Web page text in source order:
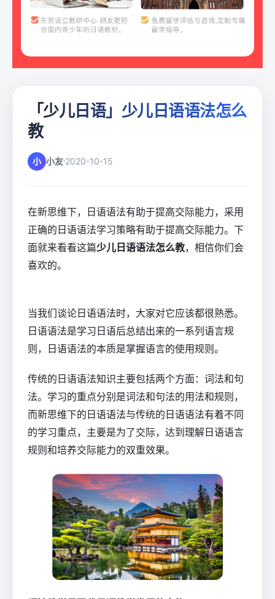
「少儿日语」少儿日语语法怎么
教
小 小友 2020-10-15
在新思维下，日语语法有助于提高交际能力，采用
正确的日语语法学习策略有助于提高交际能力。下
面就来看看这篇少儿日语语法怎么教，相信你们会
喜欢的。
当我们谈论日语语法时，大家对它应该都很熟悉。
日语语法是学习日语后总结出来的一系列语言规
则，日语语法的本质是掌握语言的使用规则。
传统的日语语法知识主要包括两个方面：词法和句
法。学习的重点分别是词法和句法的用法和规则，
而新思维下的日语语法与传统的日语语法有着不同
的学习重点，主要是为了交际，达到理解日语语言
规则和培养交际能力的双重效果。